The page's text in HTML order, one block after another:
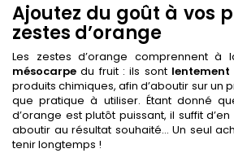
Ajoutez du goût à vos
zestes d’orange
Les zestes d’orange comprennent à
mésocarpe du fruit : ils sont lentement
produits chimiques, afin d’aboutir sur un
que pratique à utiliser. Étant donné
d’orange est plutôt puissant, il suffit d’en
aboutir au résultat souhaité… Un seul
tenir longtemps !